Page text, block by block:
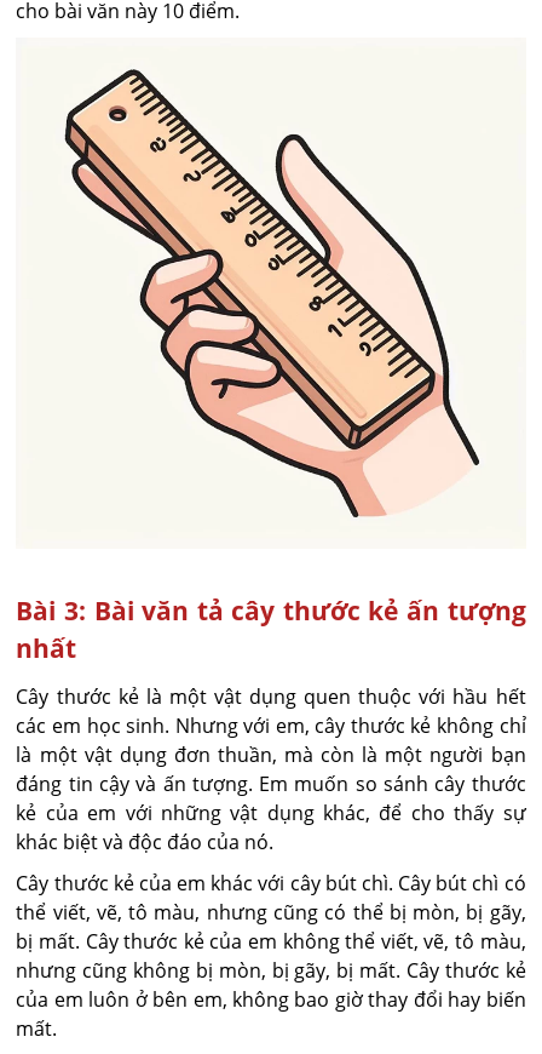
cho bài văn này 10 điểm.
Bài 3: Bài văn tả cây thước kẻ ấn tượng
nhất
Cây thước kẻ là một vật dụng quen thuộc với hầu hết
các em học sinh. Nhưng với em, cây thước kẻ không chỉ
là một vật dụng đơn thuần, mà còn là một người bạn
đáng tin cậy và ấn tượng. Em muốn so sánh cây thước
kẻ của em với những vật dụng khác, để cho thấy sự
khác biệt và độc đáo của nó.
Cây thước kẻ của em khác với cây bút chì. Cây bút chì có
thể viết, vẽ, tô màu, nhưng cũng có thể bị mòn, bị gãy,
bị mất. Cây thước kẻ của em không thể viết, vẽ, tô màu,
nhưng cũng không bị mòn, bị gãy, bị mất. Cây thước kẻ
của em luôn ở bên em, không bao giờ thay đổi hay biến
mất.